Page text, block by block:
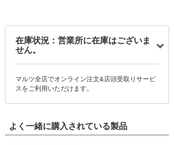
在庫状況：営業所に在庫はございま
せん。
マルツ全店でオンライン注文&店頭受取りサービ
スをご利用いただけます。
よく一緒に購入されている製品